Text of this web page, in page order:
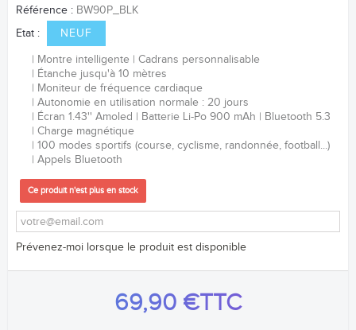
Référence : BW90P_BLK
Etat :
NEUF
Montre intelligente
Cadrans personnalisable
Étanche jusqu'à 10 mètres
Moniteur de fréquence cardiaque
Autonomie en utilisation normale : 20 jours
Écran 1.43'' Amoled
Batterie Li-Po 900 mAh
Bluetooth 5.3
Charge magnétique
100 modes sportifs (course, cyclisme, randonnée, football...)
Appels Bluetooth
Ce produit n'est plus en stock
Prévenez-moi lorsque le produit est disponible
69,90 €TTC